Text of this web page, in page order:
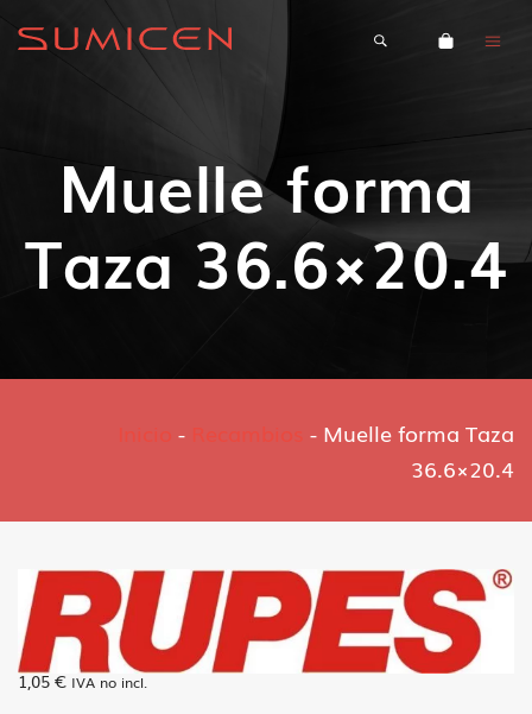
Muelle forma
Taza 36.6×20.4
- - Muelle forma Taza
36.6×20.4
1,05 € IVA no incl.